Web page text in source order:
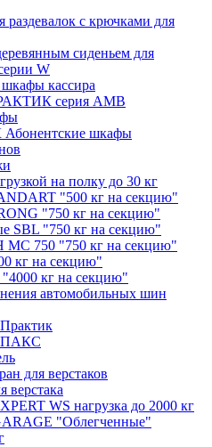
раздевалок с крючками для
сиденьем для
W
кассира
серия AMB
шкафы
на полку до 30 кг
"500 кг на секцию"
"750 кг на секцию"
SBL "750 кг на секцию"
750 "750 кг на секцию"
кг на секцию"
кг на секцию"
автомобильных шин
ПАКС
для верстаков
верстака
WS нагрузка до 2000 кг
"Облегченные"